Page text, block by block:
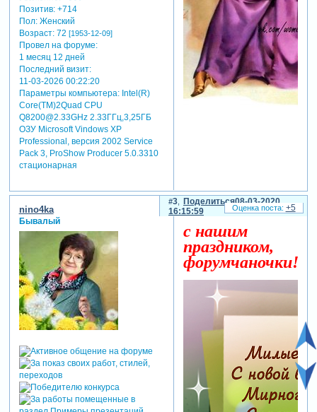
Позитив: +714
Пол:Женский
Возраст:72 [1953-12-09]
Провел на форуме:
1 месяц 12 дней
Последний визит:
11-03-2026 00:22:20
Параметры компьютера:Intel(R)
Core(TM)2Quad CPU
Q8200@2.33GHz 2.33ГГц,3,25ГБ
ОЗУ Microsoft Vindows XP
Professional, версия 2002 Service
Pack 3, ProShow Producer 5.0.3310
стационарная
Поделиться
3
08-03-2020
16:15:59
nino4ka
Бывалый
с нашим
праздником,
форумчаночки!
+5